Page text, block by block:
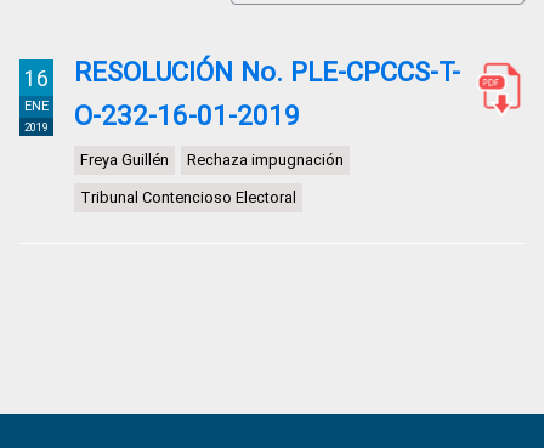
16
ENE
2019
RESOLUCIÓN No. PLE-CPCCS-T-
O-232-16-01-2019
Freya Guillén Rechaza impugnación
Tribunal Contencioso Electoral